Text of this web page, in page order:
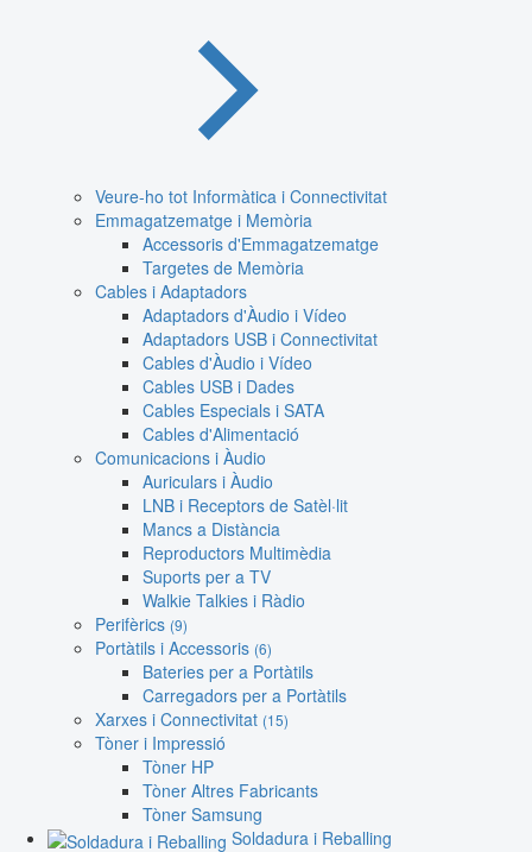
Veure-ho tot Informàtica i Connectivitat
Emmagatzematge i Memòria
Accessoris d'Emmagatzematge
Targetes de Memòria
Cables i Adaptadors
Adaptadors d'Àudio i Vídeo
Adaptadors USB i Connectivitat
Cables d'Àudio i Vídeo
Cables USB i Dades
Cables Especials i SATA
Cables d'Alimentació
Comunicacions i Àudio
Auriculars i Àudio
LNB i Receptors de Satèl·lit
Mancs a Distància
Reproductors Multimèdia
Suports per a TV
Walkie Talkies i Ràdio
Perifèrics (9)
Portàtils i Accessoris (6)
Bateries per a Portàtils
Carregadors per a Portàtils
Xarxes i Connectivitat (15)
Tòner i Impressió
Tòner HP
Tòner Altres Fabricants
Tòner Samsung
Soldadura i Reballing